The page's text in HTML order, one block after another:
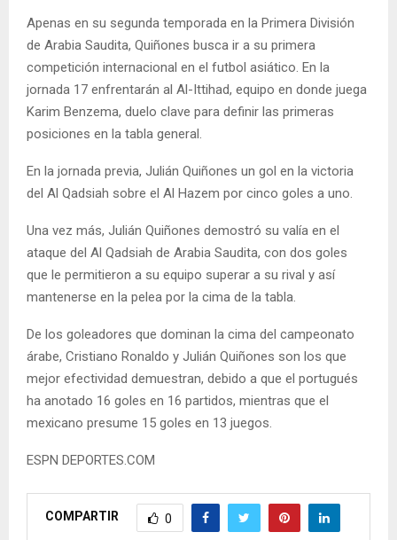
Apenas en su segunda temporada en la Primera División
de Arabia Saudita, Quiñones busca ir a su primera
competición internacional en el futbol asiático. En la
jornada 17 enfrentarán al Al-Ittihad, equipo en donde juega
Karim Benzema, duelo clave para definir las primeras
posiciones en la tabla general.
En la jornada previa, Julián Quiñones un gol en la victoria
del Al Qadsiah sobre el Al Hazem por cinco goles a uno.
Una vez más, Julián Quiñones demostró su valía en el
ataque del Al Qadsiah de Arabia Saudita, con dos goles
que le permitieron a su equipo superar a su rival y así
mantenerse en la pelea por la cima de la tabla.
De los goleadores que dominan la cima del campeonato
árabe, Cristiano Ronaldo y Julián Quiñones son los que
mejor efectividad demuestran, debido a que el portugués
ha anotado 16 goles en 16 partidos, mientras que el
mexicano presume 15 goles en 13 juegos.
ESPN DEPORTES.COM
COMPARTIR 0